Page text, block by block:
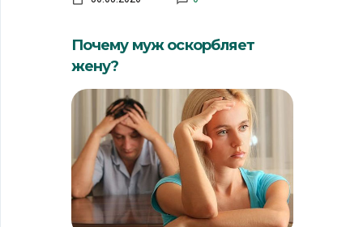
Почему муж оскорбляет
жену?